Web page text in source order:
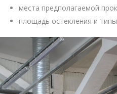
места предполагаемой
площадь остекления и